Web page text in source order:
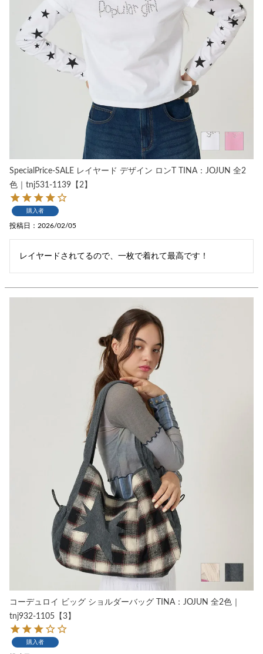
SpecialPrice-SALE レイヤード デザイン ロンT TINA：JOJUN 全2
色｜tnj531-1139【2】
購入者
投稿日 2026/02/05
レイヤードされてるので、一枚で着れて最高です！
コーデュロイ ビッグ ショルダーバッグ TINA：JOJUN 全2色｜
tnj932-1105【3】
購入者